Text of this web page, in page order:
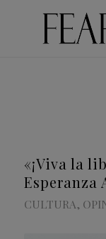
«¡Viva la
Esperanza
CULTURA,